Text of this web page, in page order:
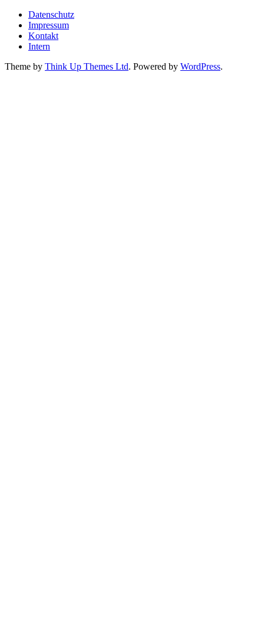
Datenschutz
Impressum
Kontakt
Intern
Theme by Think Up Themes Ltd. Powered by WordPress.